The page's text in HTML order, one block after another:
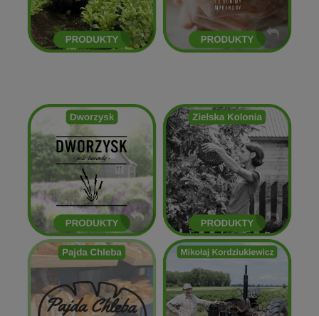
Dworzysk
ZOBACZ
Zielska Kolonia
Pajda Chleba
ZOBACZ
Mikołaj Kordziukiewicz
ZOBACZ